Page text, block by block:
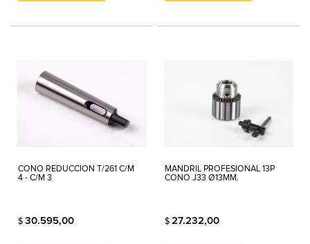
CONO REDUCCION T/261 C/M
4 - C/M 3
$ 30.595,00
MANDRIL PROFESIONAL 13P
CONO J33 Ø13MM.
$27.232,00